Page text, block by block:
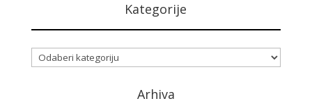
Kategorije
Kategorije
Arhiva